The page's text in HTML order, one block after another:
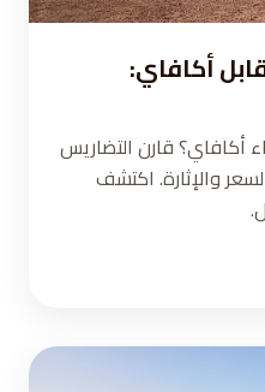
أكافاي:
أكافاي؟ قارن التضاريس
والإثارة. اكتشف